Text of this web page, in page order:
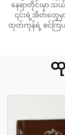
နေရာတိုင်းမှာ သ
၎င်းရဲ့အိတ်တွေမှ
ထုတ်ကုန်ရဲ့ စင်ကြယ်
ထု